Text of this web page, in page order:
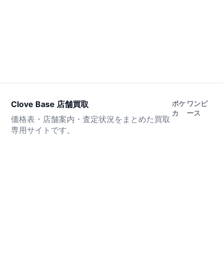
Clove Base 店舗買取
価格表・店舗案内・査定状況をまとめた買取
専用サイトです。
ポケ
カ
ワンピ
ース